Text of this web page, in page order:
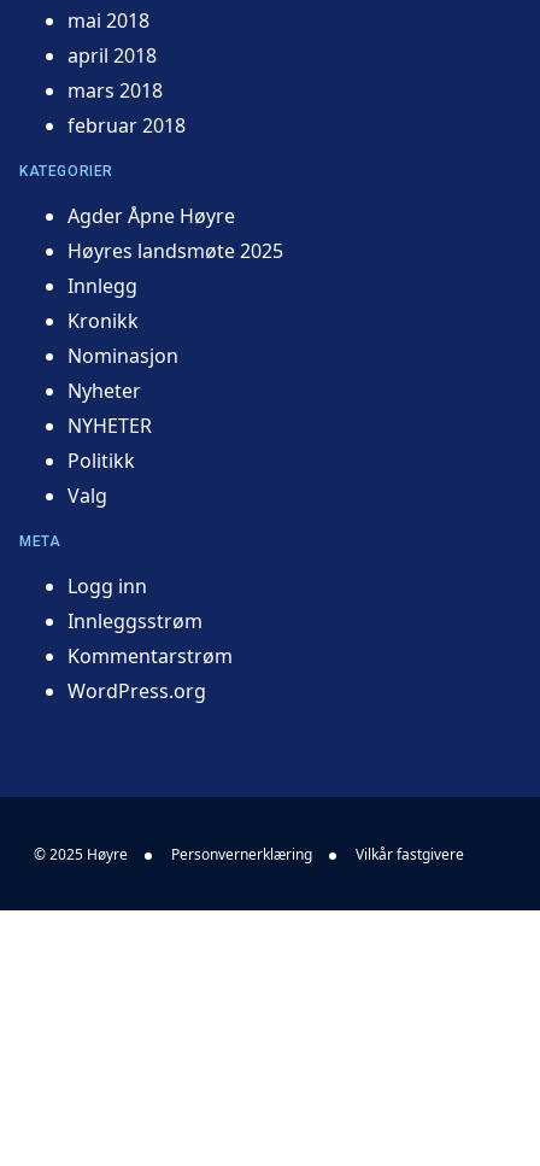
mai 2018
april 2018
mars 2018
februar 2018
KATEGORIER
Agder Åpne Høyre
Høyres landsmøte 2025
Innlegg
Kronikk
Nominasjon
Nyheter
NYHETER
Politikk
Valg
META
Logg inn
Innleggsstrøm
Kommentarstrøm
WordPress.org
© 2025 Høyre Personvernerklæring Vilkår fastgivere